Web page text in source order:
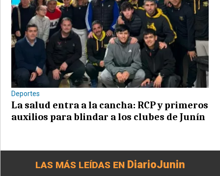
Deportes
La salud entra a la cancha: RCP y primeros
auxilios para blindar a los clubes de Junín
LAS MÁS LEÍDAS ENDiarioJunin